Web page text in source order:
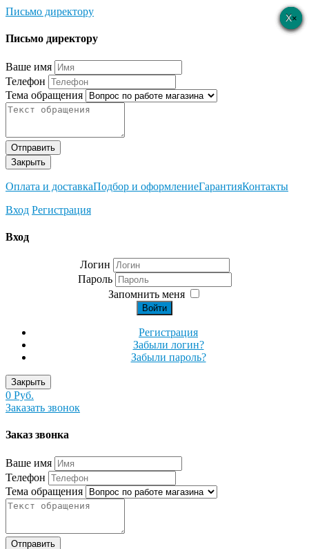
Письмо директору
×
Письмо директору
Ваше имя
Телефон
Тема обращения
Отправить
Закрыть
Оплата и доставкаПодбор и оформлениеГарантияКонтакты
Вход Регистрация
×
Вход
Логин
Пароль
Запомнить меня
Войти
Регистрация
Забыли логин?
Забыли пароль?
Закрыть
0 Руб.
Заказать звонок
×
Заказ звонка
Ваше имя
Телефон
Тема обращения
Отправить
×
×